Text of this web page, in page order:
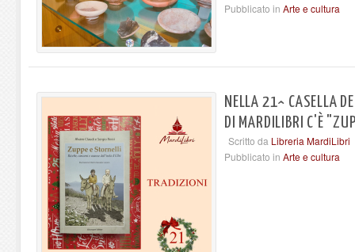
Pubblicato in Arte e cultura
NELLA 21^ CASELLA
DI MARDILIBRI C'È
Scritto da Libreria MardiLibri
Pubblicato in Arte e cultura